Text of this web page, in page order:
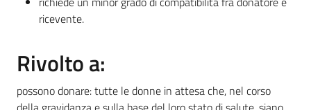
ricevente.
Rivolto a:
possono donare: tutte le donne in attesa che, nel corso